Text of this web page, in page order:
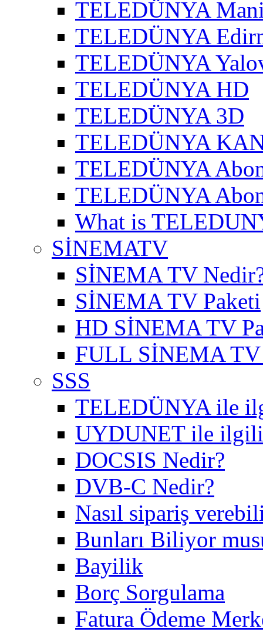
TELEDÜNYA
TELEDÜNYA
TELEDÜNYA
TELEDÜNYA HD
TELEDÜNYA 3D
TELEDÜNYA
TELEDÜNYA
TELEDÜNYA
What is
SİNEMATV
SİNEMA TV
SİNEMA TV Paketi
HD SİNEMA TV
FULL SİNEMA TV
SSS
TELEDÜNYA ile
UYDUNET ile ilgili
DOCSIS Nedir?
DVB-C Nedir?
Nasıl sipariş
Bunları Biliyor
Bayilik
Borç Sorgulama
Fatura Ödeme